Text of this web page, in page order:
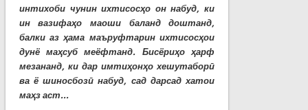
интихоби чунин ихтисосҳо он набуд, ки
ин вазифаҳо маоши баланд доштанд,
балки аз ҳама маъруфтарин ихтисосҳои
дунё маҳсуб меёфтанд. Бисёриҳо ҳарф
мезананд, ки дар имтиҳонҳо хешутаборӣ
ва ё шиносбозӣ набуд, сад дарсад хатои
маҳз аст...